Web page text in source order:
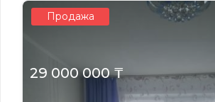
Продажа
29 000 000 ₸